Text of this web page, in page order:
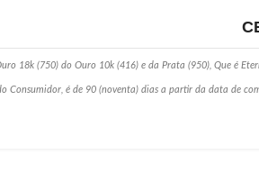
18k (750) do Ouro 10k (416) e da Prata (950), Que é
Consumidor, é de 90 (noventa) dias a partir da data de